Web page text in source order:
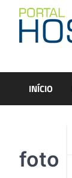
content
INÍCIO
foto